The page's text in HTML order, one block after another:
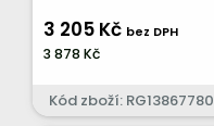
3 205 Kč bez DPH
3 878 Kč
Kód zboží: RG13867780